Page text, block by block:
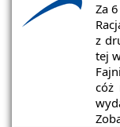
Za
z
tej
cóż